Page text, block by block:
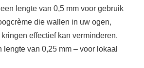
lengte van 0,5 mm voor gebruik
die wallen in uw ogen,
effectief kan verminderen.
lengte van 0,25 mm – voor lokaal